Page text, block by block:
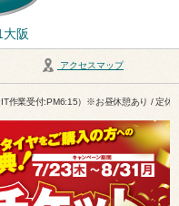
阪
アクセスマップ
作業受付:PM6:15）※お昼休憩あり / 定休